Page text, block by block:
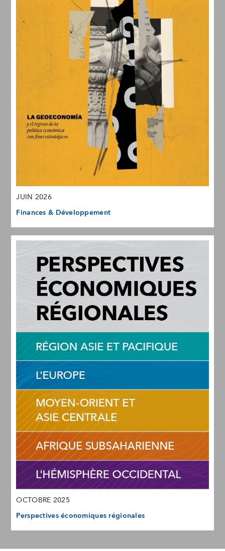
JUIN 2026
Finances & Développement
OCTOBRE 2025
Perspectives économiques régionales